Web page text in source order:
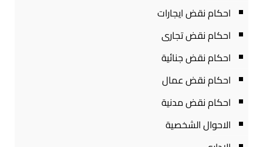
احكام نقض ايجارات
احكام نقض تجارى
احكام نقض جنائية
احكام نقض عمال
احكام نقض مدنية
الاحوال الشخصية